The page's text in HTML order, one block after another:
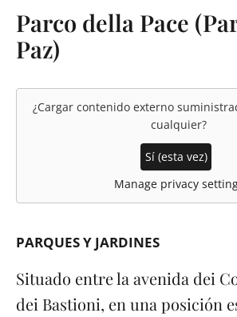
Parco della Pace
Paz)
¿Cargar contenido externo
cualquier?
Sí (esta vez)
Manage privacy
PARQUES Y JARDINES
Situado entre la avenida dei
dei Bastioni, en una posición